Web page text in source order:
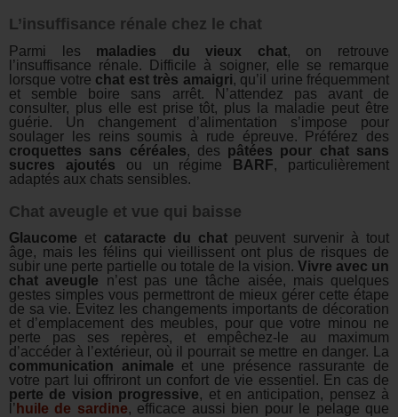
L’insuffisance rénale chez le chat
Parmi les maladies du vieux chat, on retrouve
l’insuffisance rénale. Difficile à soigner, elle se remarque
lorsque votre chat est très amaigri, qu’il urine fréquemment
et semble boire sans arrêt. N’attendez pas avant de
consulter, plus elle est prise tôt, plus la maladie peut être
guérie. Un changement d’alimentation s’impose pour
soulager les reins soumis à rude épreuve. Préférez des
croquettes sans céréales, des pâtées pour chat sans
sucres ajoutés ou un régime BARF, particulièrement
adaptés aux chats sensibles.
Chat aveugle et vue qui baisse
Glaucome et cataracte du chat peuvent survenir à tout
âge, mais les félins qui vieillissent ont plus de risques de
subir une perte partielle ou totale de la vision. Vivre avec un
chat aveugle n’est pas une tâche aisée, mais quelques
gestes simples vous permettront de mieux gérer cette étape
de sa vie. Evitez les changements importants de décoration
et d’emplacement des meubles, pour que votre minou ne
perte pas ses repères, et empêchez-le au maximum
d’accéder à l’extérieur, où il pourrait se mettre en danger. La
communication animale et une présence rassurante de
votre part lui offriront un confort de vie essentiel. En cas de
perte de vision progressive, et en anticipation, pensez à
l’ huile de sardine, efficace aussi bien pour le pelage que